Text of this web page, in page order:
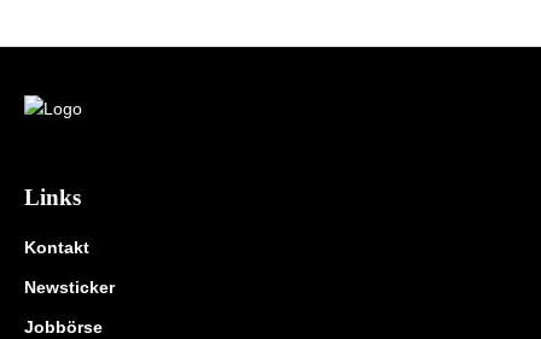
Links
Kontakt
Newsticker
Jobbörse